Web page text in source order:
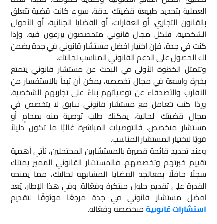
العملية بتحديد طبيعة قضيتك بدقة، سواء كانت قضية تتعلق
بالقانون التجاري، أو العقارات، أو القضايا الجنائية، أو الأحوال
الشخصية. فلكل مجال قانوني متخصصون يبرعون فيه. وإذا
كنت في جدة، فإن اختيار افضل مستشار قانوني في جدة يضمن
لك الحصول على الدعم القانوني المناسب لحالتك.
وتتمثل الخطوة الأولى في البحث عن مستشار قانوني يتمتع
بخبرة واسعة في مجال تخصصه، يمكن أن تبدأ بالاستفسار من
الأقارب والأصدقاء عن توصياتهم بناءً على تجاربهم الشخصية.
وإذا كنت تتعامل مع مستشار قانوني سابق لا يتخصص في
مجال قضيتك الحالية، يمكنك طلب توصية منه بمحامٍ أو
مستشار متخصص. فالتوصيات المباشرة غالبًا ما تكون دليلاً
قويًا لاختيار المستشار المناسب.
وعند تحديد قائمة قصيرة بالمستشارين المحتملين، تأتي أهمية
تقييم خبرتهم وتخصصهم. فالمستشار القانوني المميز يمتلك
سجلًا حافلًا بمعالجة القضايا المشابهة لحالتك، مما يمنحه
القدرة على تقديم حلول مبتكرة وفعّالة. وفي هذا الإطار، يُعد
افضل مستشار قانوني في جدة مرجعًا موثوقًا لتقديم
استشارات قانونيةمتخصصة وفعّالة.